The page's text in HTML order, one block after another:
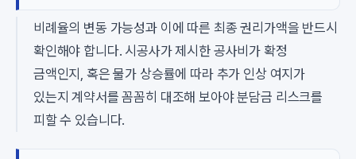
비례율의 변동 가능성과 이에 따른 최종 권리가액을 반드시
확인해야 합니다. 시공사가 제시한 공사비가 확정
금액인지, 혹은 물가 상승률에 따라 추가 인상 여지가
있는지 계약서를 꼼꼼히 대조해 보아야 분담금 리스크를
피할 수 있습니다.